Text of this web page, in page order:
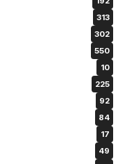
313
302
550
10
225
92
84
17
49